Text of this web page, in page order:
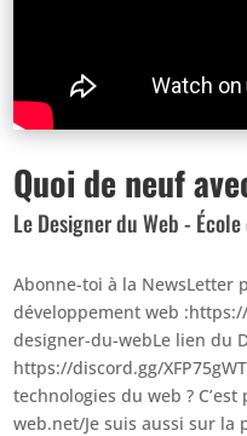
Quoi de neuf
Le Designer du Web -
Abonne-toi à la NewsLetter
développement web
designer-du-webLe lien du
https://discord.gg/
technologies du web ?
web.net/Je suis aussi sur la